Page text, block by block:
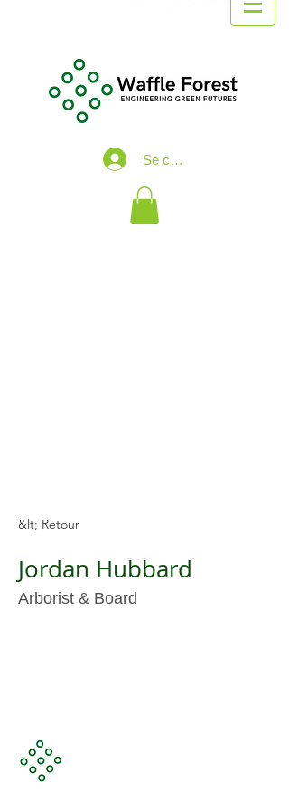
Se connecter
&lt; Retour
Jordan Hubbard
Arborist & Board